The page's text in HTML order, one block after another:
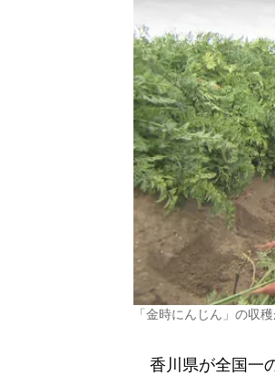
「金時にんじん」の
香川県が全国一